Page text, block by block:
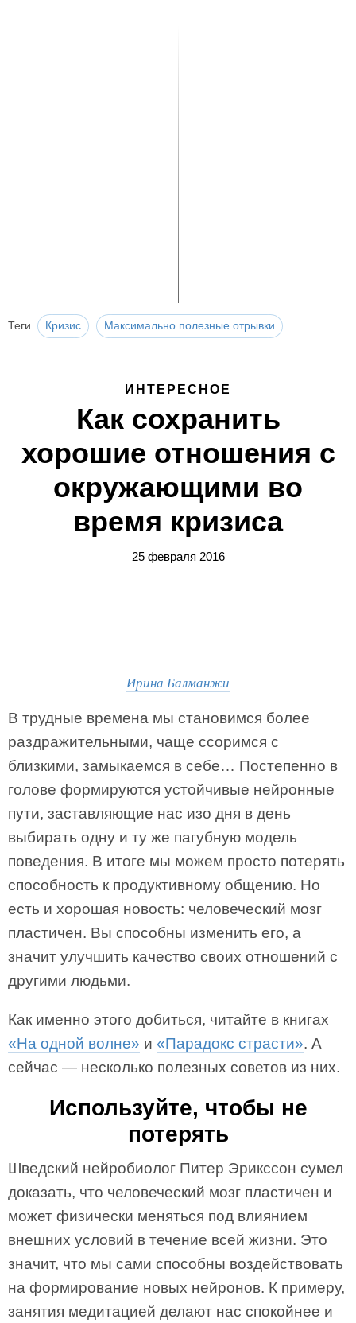
Теги Кризис Максимально полезные отрывки
ИНТЕРЕСНОЕ
Как сохранить
хорошие отношения с
окружающими во
время кризиса
25 февраля 2016
Ирина Балманжи
В трудные времена мы становимся более
раздражительными, чаще ссоримся с
близкими, замыкаемся в себе… Постепенно в
голове формируются устойчивые нейронные
пути, заставляющие нас изо дня в день
выбирать одну и ту же пагубную модель
поведения. В итоге мы можем просто потерять
способность к продуктивному общению. Но
есть и хорошая новость: человеческий мозг
пластичен. Вы способны изменить его, а
значит улучшить качество своих отношений с
другими людьми.
Как именно этого добиться, читайте в книгах
«На одной волне» и «Парадокс страсти». А
сейчас — несколько полезных советов из них.
Используйте, чтобы не
потерять
Шведский нейробиолог Питер Эрикссон сумел
доказать, что человеческий мозг пластичен и
может физически меняться под влиянием
внешних условий в течение всей жизни. Это
значит, что мы сами способны воздействовать
на формирование новых нейронов. К примеру,
занятия медитацией делают нас спокойнее и